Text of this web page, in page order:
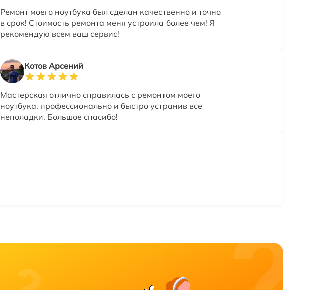
Ремонт моего ноутбука был сделан качественно и точно
в срок! Стоимость ремонта меня устроила более чем! Я
рекомендую всем ваш сервис!
Котов Арсений
Мастерская отлично справилась с ремонтом моего
ноутбука, профессионально и быстро устранив все
неполадки. Большое спасибо!